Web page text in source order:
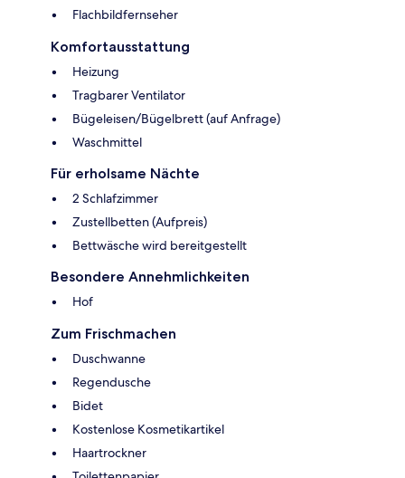
Flachbildfernseher
Komfortausstattung
Heizung
Tragbarer Ventilator
Bügeleisen/Bügelbrett (auf Anfrage)
Waschmittel
Für erholsame Nächte
2 Schlafzimmer
Zustellbetten (Aufpreis)
Bettwäsche wird bereitgestellt
Besondere Annehmlichkeiten
Hof
Zum Frischmachen
Duschwanne
Regendusche
Bidet
Kostenlose Kosmetikartikel
Haartrockner